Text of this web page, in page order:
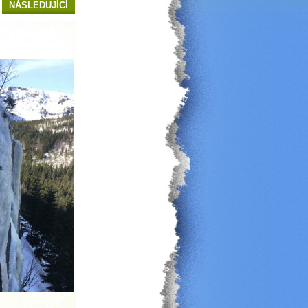
NÁSLEDUJÍCÍ